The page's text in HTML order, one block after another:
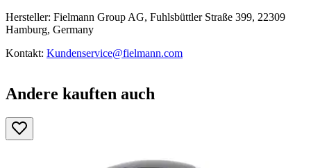
Hersteller: Fielmann Group AG, Fuhlsbüttler Straße 399, 22309
Hamburg, Germany
Kontakt: Kundenservice@fielmann.com
Andere kauften auch